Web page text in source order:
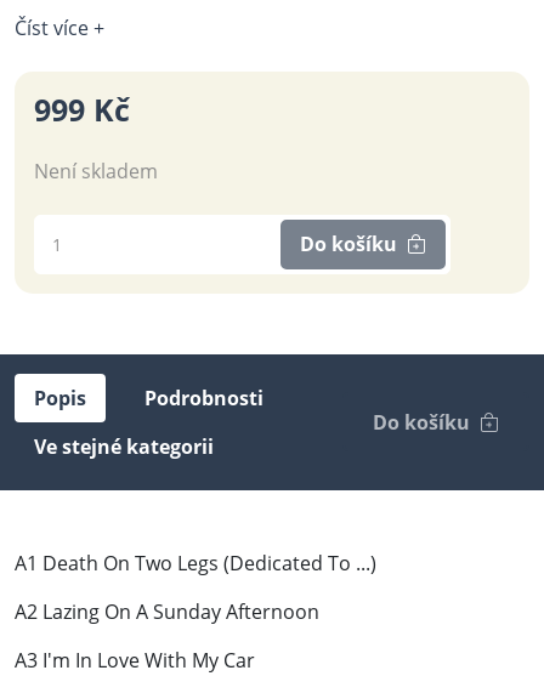
Číst více +
999 Kč
Není skladem
Do košíku
Popis
Podrobnosti
Ve stejné kategorii
Do košíku
A1 Death On Two Legs (Dedicated To ...)
A2 Lazing On A Sunday Afternoon
A3 I'm In Love With My Car